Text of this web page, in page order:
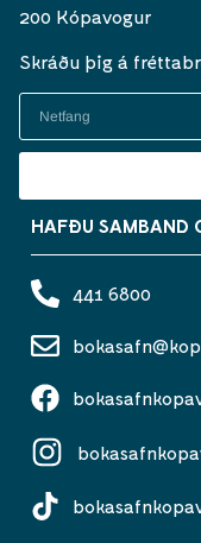
200 Kópavogur
Skráðu þig á
HAFÐU SAMBAND
441 6800